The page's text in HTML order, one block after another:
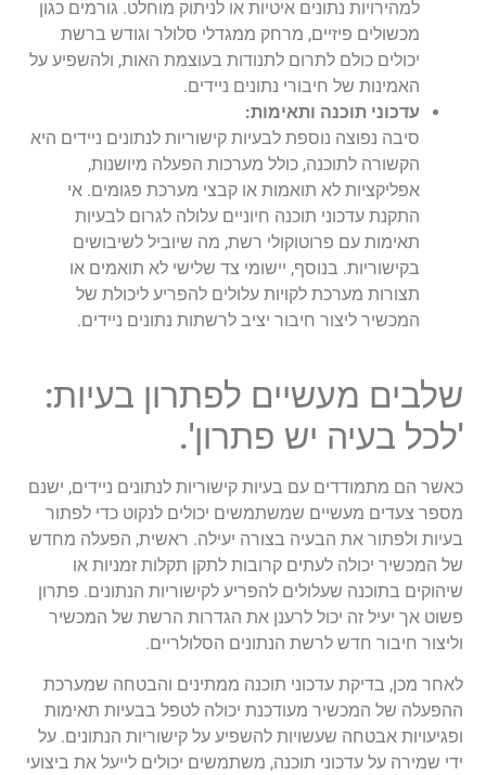
למהירויות נתונים איטיות או לניתוק מוחלט. גורמים כגון
מכשולים פיזיים, מרחק ממגדלי סלולר וגודש ברשת
יכולים כולם לתרום לתנודות בעוצמת האות, ולהשפיע על
האמינות של חיבורי נתונים ניידים.
עדכוני תוכנה ותאימות:
סיבה נפוצה נוספת לבעיות קישוריות לנתונים ניידים היא
הקשורה לתוכנה, כולל מערכות הפעלה מיושנות,
אפליקציות לא תואמות או קבצי מערכת פגומים. אי
התקנת עדכוני תוכנה חיוניים עלולה לגרום לבעיות
תאימות עם פרוטוקולי רשת, מה שיוביל לשיבושים
בקישוריות. בנוסף, יישומי צד שלישי לא תואמים או
תצורות מערכת לקויות עלולים להפריע ליכולת של
המכשיר ליצור חיבור יציב לרשתות נתונים ניידים.
שלבים מעשיים לפתרון בעיות:
'לכל בעיה יש פתרון'.
כאשר הם מתמודדים עם בעיות קישוריות לנתונים ניידים, ישנם
מספר צעדים מעשיים שמשתמשים יכולים לנקוט כדי לפתור
בעיות ולפתור את הבעיה בצורה יעילה. ראשית, הפעלה מחדש
של המכשיר יכולה לעתים קרובות לתקן תקלות זמניות או
שיהוקים בתוכנה שעלולים להפריע לקישוריות הנתונים. פתרון
פשוט אך יעיל זה יכול לרענן את הגדרות הרשת של המכשיר
וליצור חיבור חדש לרשת הנתונים הסלולריים.
לאחר מכן, בדיקת עדכוני תוכנה ממתינים והבטחה שמערכת
ההפעלה של המכשיר מעודכנת יכולה לטפל בבעיות תאימות
ופגיעויות אבטחה שעשויות להשפיע על קישוריות הנתונים. על
ידי שמירה על עדכוני תוכנה, משתמשים יכולים לייעל את ביצועי